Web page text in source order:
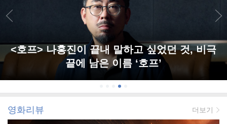
<호프> 나홍진이 끝내 말하고 싶었던 것, 비극
끝에 남은 이름 ‘호프’
영화리뷰 더보기